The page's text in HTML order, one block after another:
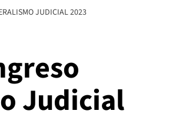
JUDICIAL 2023
Judicial